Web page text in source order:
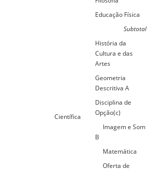
Educação Física
Subtotal
Científica
História da
Cultura e das
Artes
Geometria
Descritiva A
Disciplina de
Opção(c)
Imagem e Som
B
Matemática
Oferta de